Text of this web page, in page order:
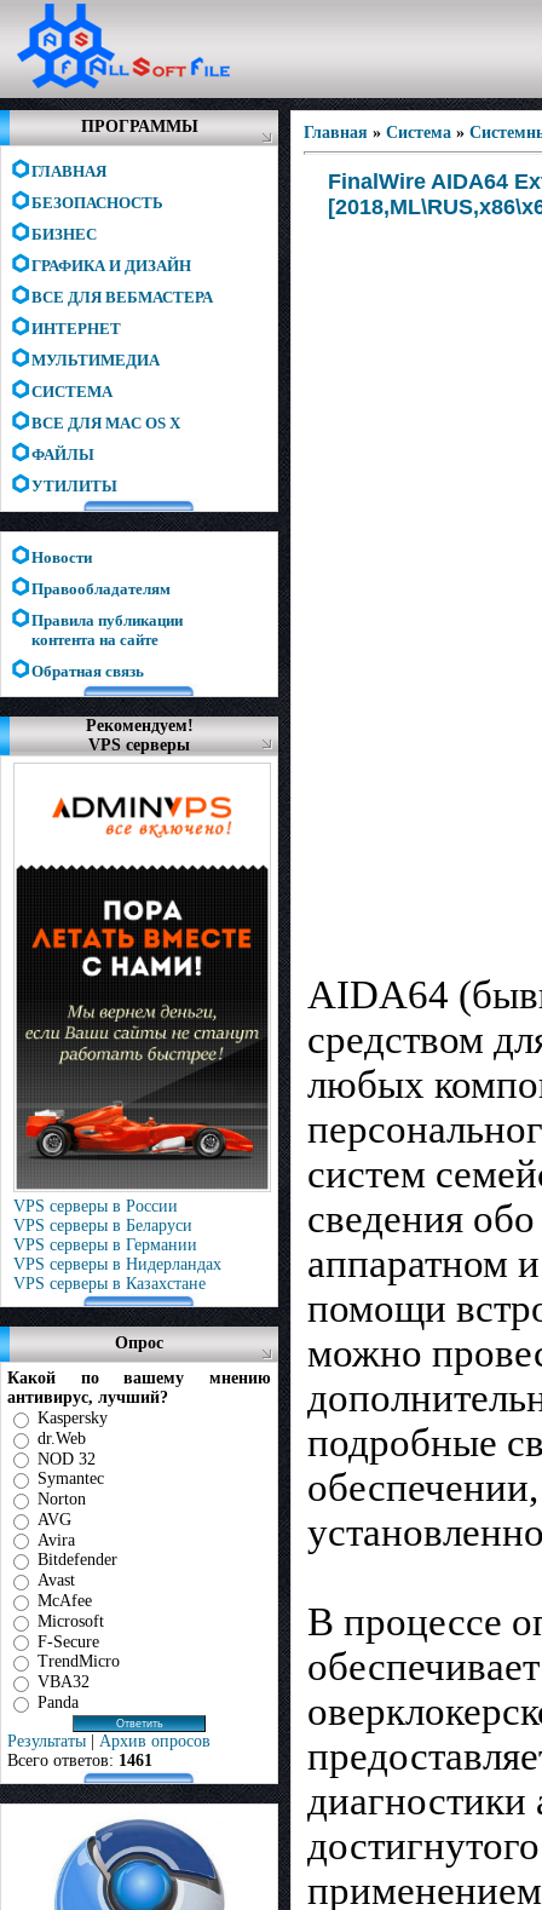
ПРОГРАММЫ
ГЛАВНАЯ
БЕЗОПАСНОСТЬ
БИЗНЕС
ГРАФИКА И ДИЗАЙН
ВСЕ ДЛЯ ВЕБМАСТЕРА
ИНТЕРНЕТ
МУЛЬТИМЕДИА
СИСТЕМА
ВСЕ ДЛЯ MAC OS X
ФАЙЛЫ
УТИЛИТЫ
Новости
Правообладателям
Правила публикации
контента на сайте
Обратная связь
Рекомендуем!
VPS серверы
VPS серверы в России
VPS серверы в Беларуси
VPS серверы в Германии
VPS серверы в Нидерландах
VPS серверы в Казахстане
Опрос
Какой по вашему мнению
антивирус, лучший?
Kaspersky
dr.Web
NOD 32
Symantec
Norton
AVG
Avira
Bitdefender
Avast
McAfee
Microsoft
F-Secure
TrendMicro
VBA32
Panda
Результаты | Архив опросов
Всего ответов: 1461
Главная » Система »
FinalWire AIDA64
AIDA64
средством
любых
систем
сведения
аппаратном
помощи
можно
подробные
обеспечении,
В процессе
диагностики
достигнутого